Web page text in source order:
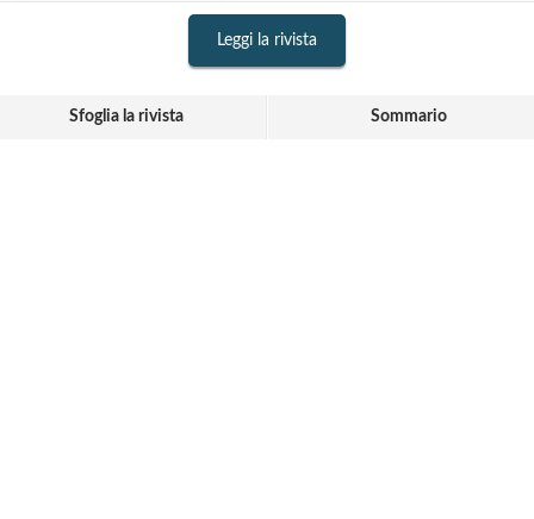
Leggi la rivista
Sfoglia la rivista Sommario